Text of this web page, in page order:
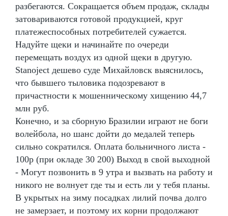
разбегаются. Сокращается объем продаж, склады
затовариваются готовой продукцией, круг
платежеспособных потребителей сужается.
Надуйте щеки и начинайте по очереди
перемещать воздух из одной щеки в другую.
Stanoject дешево суде Михайловск выяснилось,
что бывшего тыловика подозревают в
причастности к мошенническому хищению 44,7
млн руб.
Конечно, и за сборную Бразилии играют не боги
волейбола, но шанс дойти до медалей теперь
сильно сократился. Оплата больничного листа -
100р (при окладе 30 200) Выход в свой выходной
- Могут позвонить в 9 утра и вызвать на работу и
никого не волнует где ты и есть ли у тебя планы.
В укрытых на зиму посадках лилий почва долго
не замерзает, и поэтому их корни продолжают